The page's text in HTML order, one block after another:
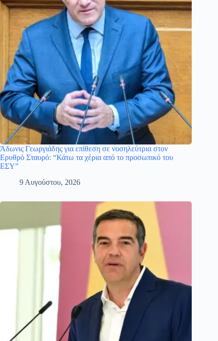
Άδωνις Γεωργιάδης για επίθεση σε νοσηλεύτρια στον
Ερυθρό Σταυρό: “Κάτω τα χέρια από το προσωπικό του
ΕΣΥ”
9 Αυγούστου, 2026